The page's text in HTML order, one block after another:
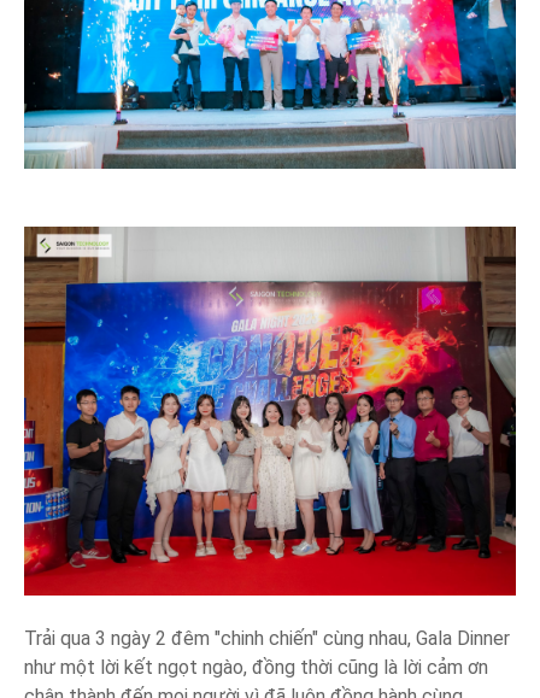
Trải qua 3 ngày 2 đêm "chinh chiến" cùng nhau, Gala Dinner
như một lời kết ngọt ngào, đồng thời cũng là lời cảm ơn